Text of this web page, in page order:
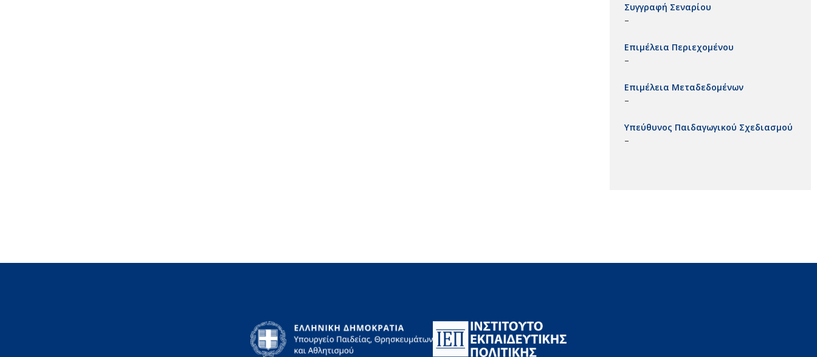
Συγγραφή Σεναρίου
–
Επιμέλεια Περιεχομένου
–
Επιμέλεια Μεταδεδομένων
–
Υπεύθυνος Παιδαγωγικού Σχεδιασμού
–